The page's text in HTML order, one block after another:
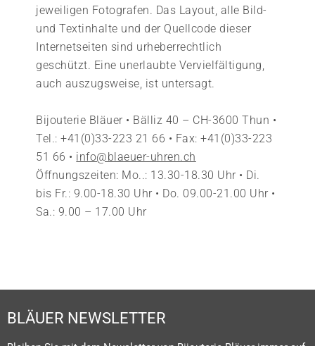
jeweiligen Fotografen. Das Layout, alle Bild-
und Textinhalte und der Quellcode dieser
Internetseiten sind urheberrechtlich
geschützt. Eine unerlaubte Vervielfältigung,
auch auszugsweise, ist untersagt.
Bijouterie Bläuer • Bälliz 40 – CH-3600 Thun •
Tel.: +41(0)33-223 21 66 • Fax: +41(0)33-223
51 66 • info@blaeuer-uhren.ch
Öffnungszeiten: Mo..: 13.30-18.30 Uhr • Di.
bis Fr.: 9.00-18.30 Uhr • Do. 09.00-21.00 Uhr •
Sa.: 9.00 – 17.00 Uhr
BLÄUER NEWSLETTER